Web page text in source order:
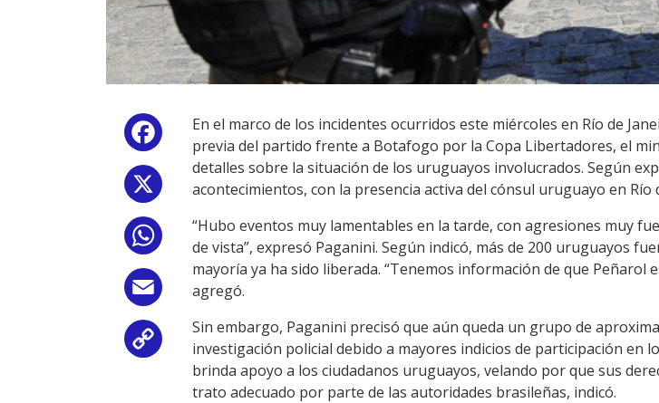
Facebook
WhatsApp
Email
Copy
Link
En el marco de los incidentes ocurridos este miércoles en Río de
previa del partido frente a Botafogo por la Copa Libertadores, el
detalles sobre la situación de los uruguayos involucrados. Según
acontecimientos, con la presencia activa del cónsul uruguayo en
“Hubo eventos muy lamentables en la tarde, con agresiones muy
de vista”, expresó Paganini. Según indicó, más de 200 uruguayos
mayoría ya ha sido liberada. “Tenemos información de que
agregó.
Sin embargo, Paganini precisó que aún queda un grupo de
investigación policial debido a mayores indicios de participación en
brinda apoyo a los ciudadanos uruguayos, velando por que sus
trato adecuado por parte de las autoridades brasileñas, indicó.